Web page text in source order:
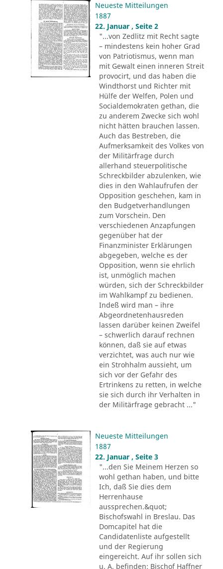
Neueste Mitteilungen
1887
22. Januar , Seite 2
"...von Zedlitz mit Recht sagte
– mindestens kein hoher Grad
von Patriotismus, wenn man
mit Gewalt einen inneren Streit
provocirt, und das haben die
Windthorst und Richter mit
Hülfe der Welfen, Polen und
Socialdemokraten gethan, die
zu anderem Zwecke sich wohl
nicht hätten brauchen lassen.
Auch das Bestreben, die
Aufmerksamkeit des Volkes von
der Militärfrage durch
allerhand steuerpolitische
Schreckbilder abzulenken, wie
dies in den Wahlaufrufen der
Opposition geschehen, kam in
den Budgetverhandlungen
zum Vorschein. Den
verschiedenen Anzapfungen
gegenüber hat der
Finanzminister Erklärungen
abgegeben, welche es der
Opposition, wenn sie ehrlich
ist, unmöglich machen
würden, sich der Schreckbilder
im Wahlkampf zu bedienen.
Indeß wird man – ihre
Abgeordnetenhausreden
lassen darüber keinen Zweifel
– schwerlich darauf rechnen
können, daß sie auf etwas
verzichtet, was auch nur wie
ein Strohhalm aussieht, um
sich vor der Gefahr des
Ertrinkens zu retten, in welche
sie sich durch ihr Verhalten in
der Militärfrage gebracht ..."
Neueste Mitteilungen
1887
22. Januar , Seite 3
"...den Sie Meinem Herzen so
wohl gethan haben, und bitte
Ich, daß Sie dies dem
Herrenhause
aussprechen.&quot;
Bischofswahl in Breslau. Das
Domcapitel hat die
Candidatenliste aufgestellt
und der Regierung
eingereicht. Auf ihr sollen sich
u. A. befinden: Bischof Haffner